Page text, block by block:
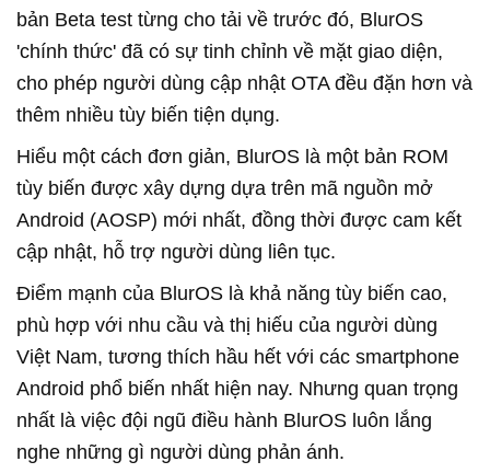
bản Beta test từng cho tải về trước đó, BlurOS
'chính thức' đã có sự tinh chỉnh về mặt giao diện,
cho phép người dùng cập nhật OTA đều đặn hơn và
thêm nhiều tùy biến tiện dụng.
Hiểu một cách đơn giản, BlurOS là một bản ROM
tùy biến được xây dựng dựa trên mã nguồn mở
Android (AOSP) mới nhất, đồng thời được cam kết
cập nhật, hỗ trợ người dùng liên tục.
Điểm mạnh của BlurOS là khả năng tùy biến cao,
phù hợp với nhu cầu và thị hiếu của người dùng
Việt Nam, tương thích hầu hết với các smartphone
Android phổ biến nhất hiện nay. Nhưng quan trọng
nhất là việc đội ngũ điều hành BlurOS luôn lắng
nghe những gì người dùng phản ánh.